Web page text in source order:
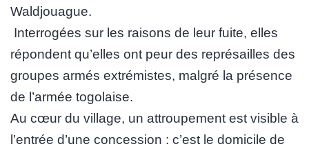
Waldjouague.
Interrogées sur les raisons de leur fuite, elles
répondent qu’elles ont peur des représailles des
groupes armés extrémistes, malgré la présence
de l’armée togolaise.
Au cœur du village, un attroupement est visible à
l’entrée d’une concession : c’est le domicile de